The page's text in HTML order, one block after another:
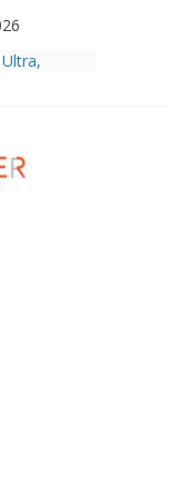
ละ
ซื้อกับ
ท พร้อม